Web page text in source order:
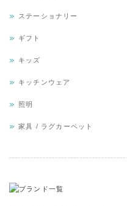
ステーショナリー
ギフト
キッズ
キッチンウェア
照明
家具 / ラグカーペット